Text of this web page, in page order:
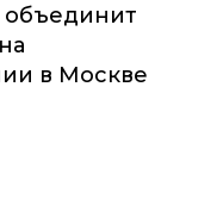
объединит
в Москве